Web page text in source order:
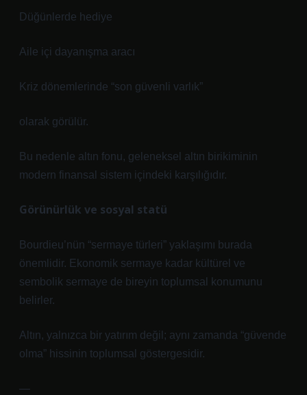
Düğünlerde hediye
Aile içi dayanışma aracı
Kriz dönemlerinde “son güvenli varlık”
olarak görülür.
Bu nedenle altın fonu, geleneksel altın birikiminin
modern finansal sistem içindeki karşılığıdır.
Görünürlük ve sosyal statü
Bourdieu’nün “sermaye türleri” yaklaşımı burada
önemlidir. Ekonomik sermaye kadar kültürel ve
sembolik sermaye de bireyin toplumsal konumunu
belirler.
Altın, yalnızca bir yatırım değil; aynı zamanda “güvende
olma” hissinin toplumsal göstergesidir.
—